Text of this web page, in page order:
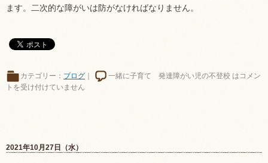
ます。二次的な障がいは防がなければなりません。
カテゴリー： ブログ 一緒に子育て 発達障がい児の不登校 は コメン
トを受け付けていません
2021年10月27日（水）